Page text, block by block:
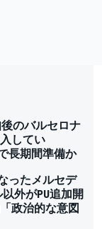
後のバルセロナ
してい
長期間準備か
ったメルセデ
以外がPU追加開
政治的な意図